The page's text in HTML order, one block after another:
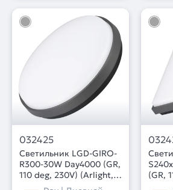
032425
Светильник LGD-GIRO-
R300-30W Day4000 (GR,
110 deg, 230V) (Arlight,
IP54 Металл, 3 года)
(GR,